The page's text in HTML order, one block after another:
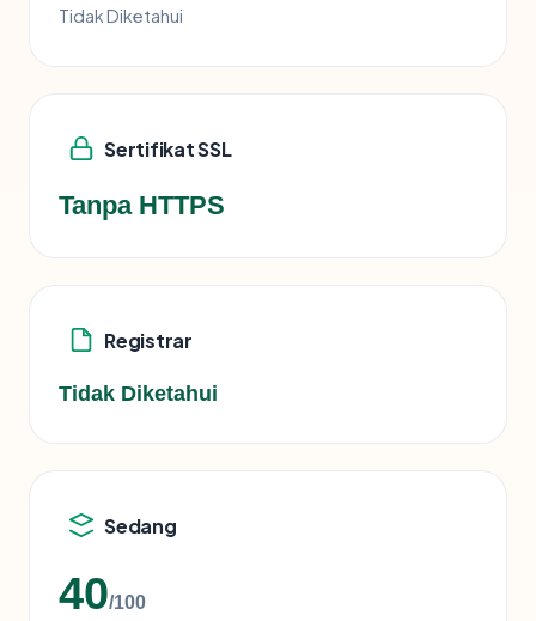
Tidak Diketahui
Sertifikat SSL
Tanpa HTTPS
Registrar
Tidak Diketahui
Sedang
40/100